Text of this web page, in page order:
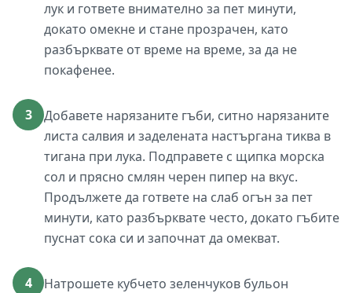
лук и гответе внимателно за пет минути,
докато омекне и стане прозрачен, като
разбърквате от време на време, за да не
покафенее.
3
Добавете нарязаните гъби, ситно нарязаните
листа салвия и заделената настъргана тиква в
тигана при лука. Подправете с щипка морска
сол и прясно смлян черен пипер на вкус.
Продължете да гответе на слаб огън за пет
минути, като разбърквате често, докато гъбите
пуснат сока си и започнат да омекват.
4
Натрошете кубчето зеленчуков бульон